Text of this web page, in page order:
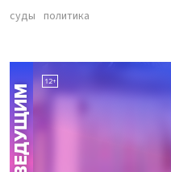
суды политика